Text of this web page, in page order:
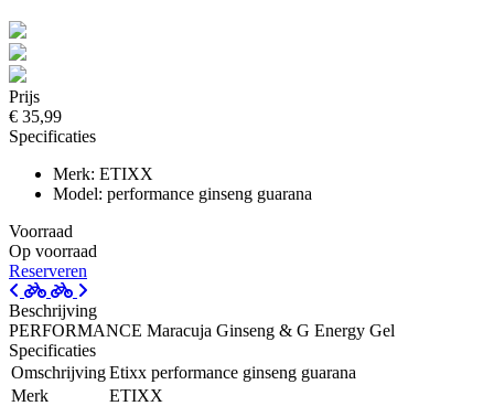
Prijs
€ 35,99
Specificaties
Merk: ETIXX
Model: performance ginseng guarana
Voorraad
Op voorraad
Reserveren
Beschrijving
PERFORMANCE Maracuja Ginseng & G Energy Gel
Specificaties
OmschrijvingEtixx performance ginseng guarana
Merk
ETIXX